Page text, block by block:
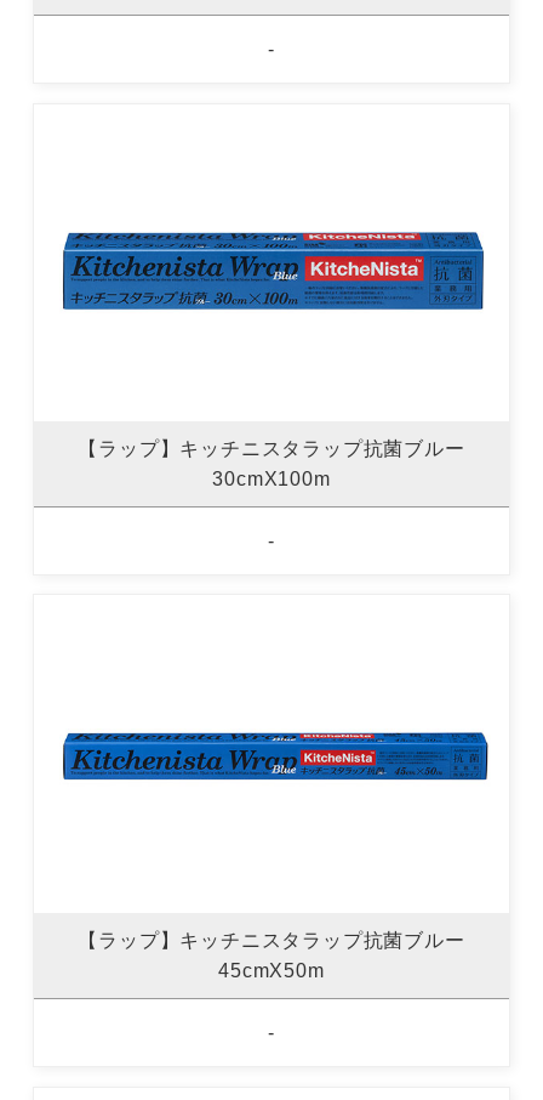
-
【ラップ】キッチニスタラップ抗菌ブルー
30cmX100m
-
【ラップ】キッチニスタラップ抗菌ブルー
45cmX50m
-